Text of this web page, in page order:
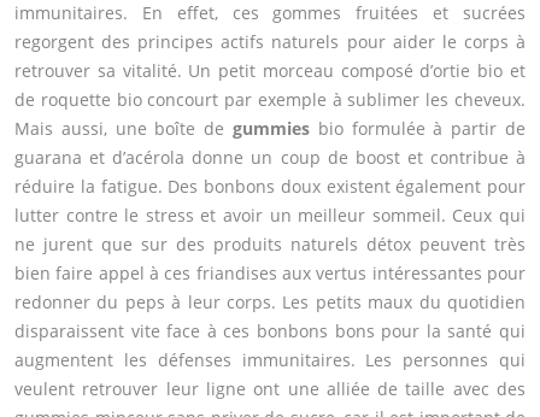
immunitaires. En effet, ces gommes fruitées et sucrées
regorgent des principes actifs naturels pour aider le corps à
retrouver sa vitalité. Un petit morceau composé d’ortie bio et
de roquette bio concourt par exemple à sublimer les cheveux.
Mais aussi, une boîte de gummies bio formulée à partir de
guarana et d’acérola donne un coup de boost et contribue à
réduire la fatigue. Des bonbons doux existent également pour
lutter contre le stress et avoir un meilleur sommeil. Ceux qui
ne jurent que sur des produits naturels détox peuvent très
bien faire appel à ces friandises aux vertus intéressantes pour
redonner du peps à leur corps. Les petits maux du quotidien
disparaissent vite face à ces bonbons bons pour la santé qui
augmentent les défenses immunitaires. Les personnes qui
veulent retrouver leur ligne ont une alliée de taille avec des